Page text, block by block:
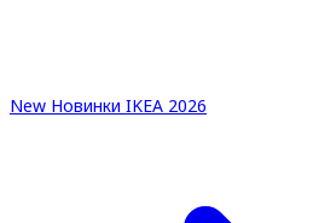
New Новинки IKEA 2026